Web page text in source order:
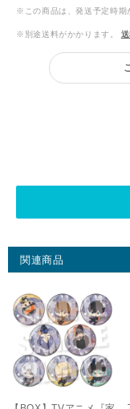
※この商品は、発送予定時期
※別途送料がかかります。
関連商品